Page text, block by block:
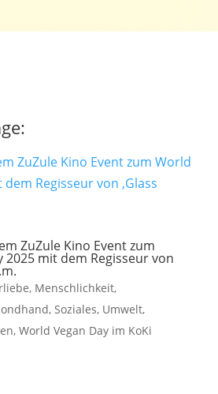
ZuZule Kino Event zum
2025 mit dem Regisseur von
, Menschlichkeit,
, Soziales, Umwelt,
, World Vegan Day im KoKi